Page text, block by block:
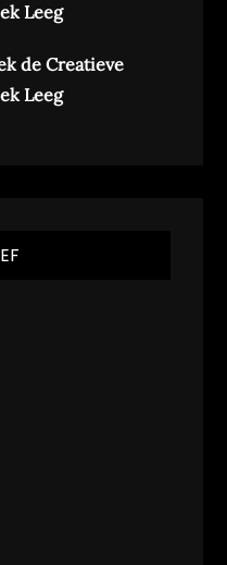
Leeg
de Creatieve
Leeg